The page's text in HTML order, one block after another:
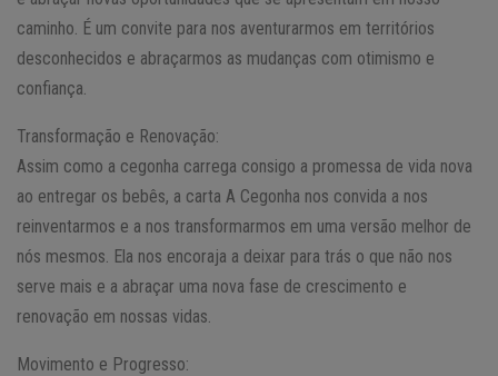
caminho. É um convite para nos aventurarmos em territórios
desconhecidos e abraçarmos as mudanças com otimismo e
confiança.
Transformação e Renovação:
Assim como a cegonha carrega consigo a promessa de vida nova
ao entregar os bebês, a carta A Cegonha nos convida a nos
reinventarmos e a nos transformarmos em uma versão melhor de
nós mesmos. Ela nos encoraja a deixar para trás o que não nos
serve mais e a abraçar uma nova fase de crescimento e
renovação em nossas vidas.
Movimento e Progresso: